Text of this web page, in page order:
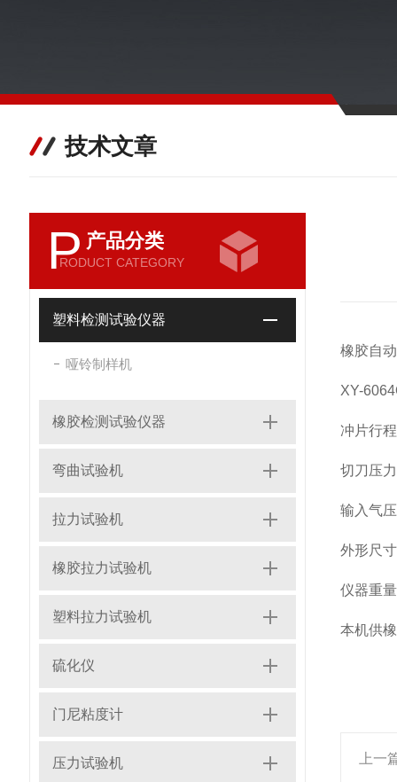
技术文章
P 产品分类
RODUCT CATEGORY
塑料检测试验仪器
哑铃制样机
橡胶检测试验仪器
弯曲试验机
拉力试验机
橡胶拉力试验机
塑料拉力试验机
硫化仪
门尼粘度计
压力试验机
橡胶自
XY-
冲片行
切刀压
输入气
外形尺
仪器重
本机供
上一